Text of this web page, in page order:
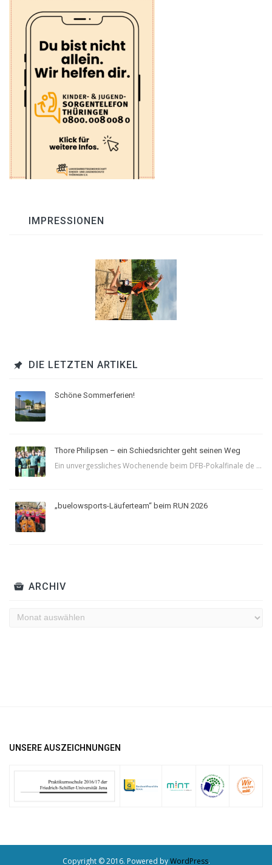
IMPRESSIONEN
DIE LETZTEN ARTIKEL
Schöne Sommerferien!
Thore Philipsen – ein Schiedsrichter geht seinen Weg
Ein unvergessliches Wochenende beim DFB-Pokalfinale de ...
„buelowsports-Läuferteam“ beim RUN 2026
ARCHIV
Archiv
UNSERE AUSZEICHNUNGEN
Copyright © 2016. Powered byWordPress.